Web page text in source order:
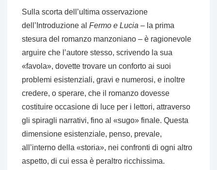
Sulla scorta dell’ultima osservazione
dell’Introduzione al Fermo e Lucia – la prima
stesura del romanzo manzoniano – è ragionevole
arguire che l’autore stesso, scrivendo la sua
«favola», dovette trovare un conforto ai suoi
problemi esistenziali, gravi e numerosi, e inoltre
credere, o sperare, che il romanzo dovesse
costituire occasione di luce per i lettori, attraverso
gli spiragli narrativi, fino al «sugo» finale. Questa
dimensione esistenziale, penso, prevale,
all’interno della «storia», nei confronti di ogni altro
aspetto, di cui essa è peraltro ricchissima.